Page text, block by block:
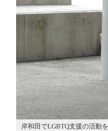
岸和田でLGBTQ支援の活動